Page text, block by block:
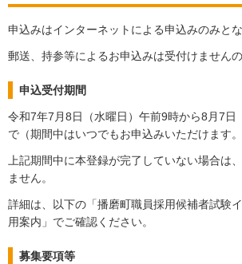
申込みはインターネットによる申込みのみとな
郵送、持参等によるお申込みは受付けません
申込受付期間
令和7年7月8日（水曜日）午前9時から8月7日
で（期間中はいつでもお申込みいただけます。
上記期間中に本登録が完了していない場合は
ません。
詳細は、以下の「播磨町職員採用候補者試験
用案内」でご確認ください。
募集要項等